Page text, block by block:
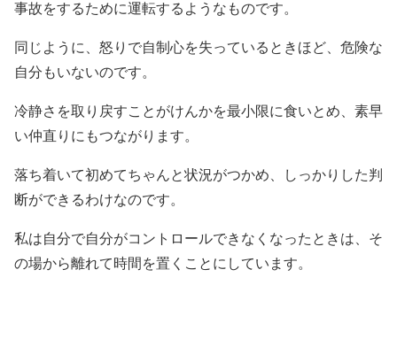
事故をするために運転するようなものです。
同じように、怒りで自制心を失っているときほど、危険な
自分もいないのです。
冷静さを取り戻すことがけんかを最小限に食いとめ、素早
い仲直りにもつながります。
落ち着いて初めてちゃんと状況がつかめ、しっかりした判
断ができるわけなのです。
私は自分で自分がコントロールできなくなったときは、そ
の場から離れて時間を置くことにしています。